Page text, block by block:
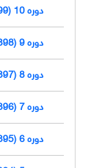
دوره 10 (1399)
دوره 9 (1398)
دوره 8 (1397)
دوره 7 (1396)
دوره 6 (1395)